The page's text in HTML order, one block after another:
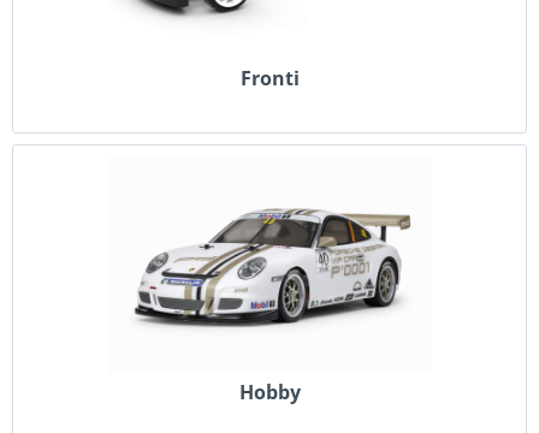
Fronti
Hobby